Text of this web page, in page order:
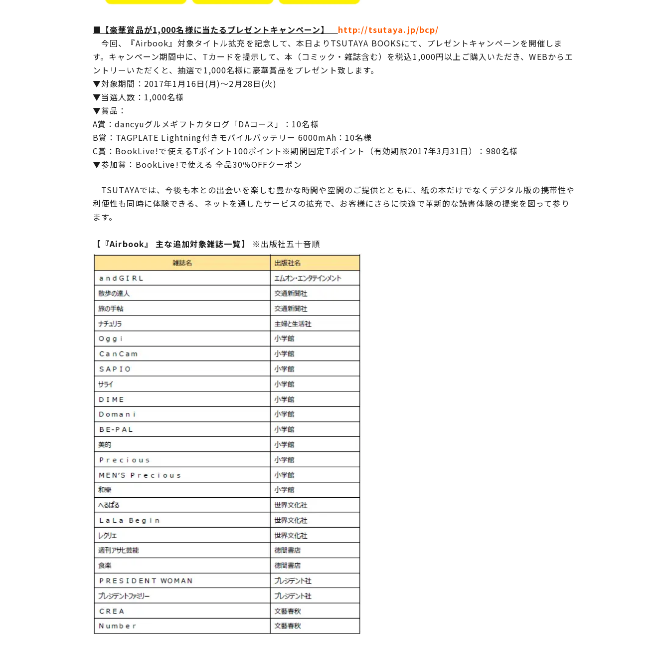
■【豪華賞品が1,000名様に当たるプレゼントキャンペーン】 http://tsutaya.jp/bcp/
今回、『Airbook』対象タイトル拡充を記念して、本日よりTSUTAYA BOOKSにて、プレゼントキャンペーンを開催しま
す。キャンペーン期間中に、Tカードを提示して、本（コミック・雑誌含む）を税込1,000円以上ご購入いただき、WEBからエ
ントリーいただくと、抽選で1,000名様に豪華賞品をプレゼント致します。
▼対象期間：2017年1月16日(月)～2月28日(火)
▼当選人数：1,000名様
▼賞品：
A賞：dancyuグルメギフトカタログ「DAコース」：10名様
B賞：TAGPLATE Lightning付きモバイルバッテリー 6000mAh：10名様
C賞：BookLive!で使えるTポイント100ポイント※期間固定Tポイント（有効期限2017年3月31日）：980名様
▼参加賞：BookLive!で使える 全品30％OFFクーポン
TSUTAYAでは、今後も本との出会いを楽しむ豊かな時間や空間のご提供とともに、紙の本だけでなくデジタル版の携帯性や
利便性も同時に体験できる、ネットを通したサービスの拡充で、お客様にさらに快適で革新的な読書体験の提案を図って参り
ます。
【『Airbook』 主な追加対象雑誌一覧】 ※出版社五十音順